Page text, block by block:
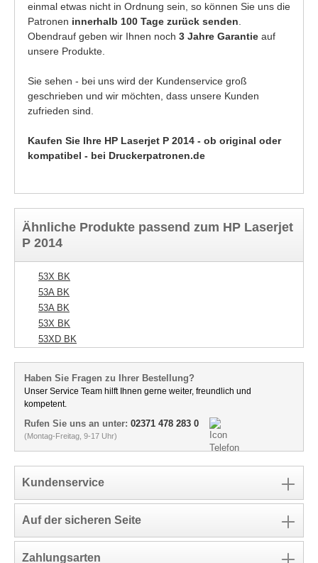
einmal etwas nicht in Ordnung sein, so können Sie uns die
Patronen innerhalb 100 Tage zurück senden
Obendrauf geben wir Ihnen noch 3 Jahre Garantie auf
unsere Produkte.
Sie sehen - bei uns wird der Kundenservice groß
geschrieben und wir möchten, dass unsere Kunden
zufrieden sind.
Kaufen Sie Ihre HP Laserjet P 2014 - ob original oder
kompatibel - bei Druckerpatronen.de
Ähnliche Produkte passend zum HP Laserjet
P 2014
53X BK
53A BK
53A BK
53X BK
53XD BK
Haben Sie Fragen zu Ihrer Bestellung?
Unser Service Team hilft Ihnen gerne weiter, freundlich und
kompetent.
Rufen Sie uns an unter: 02371 478 283 0
(Montag-Freitag, 9-17 Uhr)
Kundenservice
Auf der sicheren Seite
Zahlungsarten